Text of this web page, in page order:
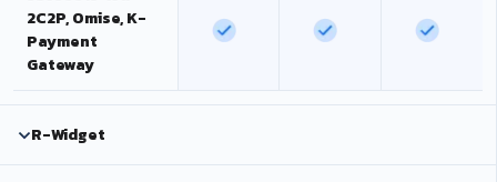
2C2P, Omise, K-
Payment
Gateway
R-Widget